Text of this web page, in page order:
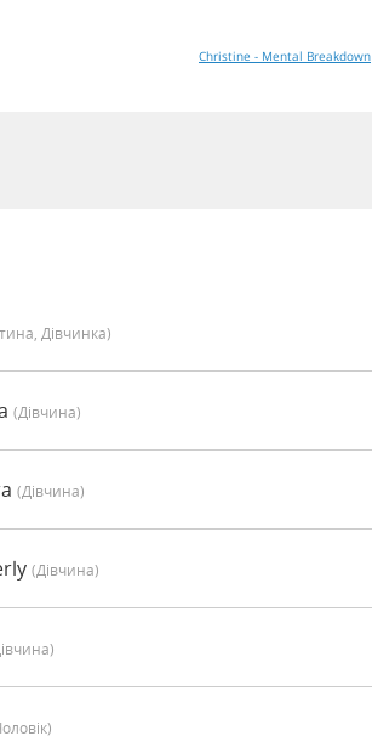
Christine - Mental Breakdown
Дівчинка)
(дівчина)
(дівчина)
(дівчина)